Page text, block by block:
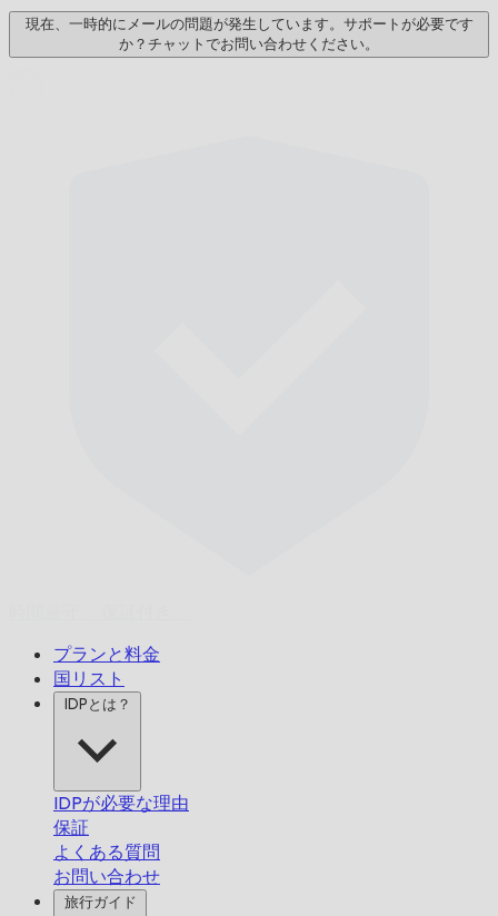
現在、一時的にメールの問題が発生しています。サポートが必要です
か？チャットでお問い合わせください。
プランと料金
国リスト
IDPとは？
IDPが必要な理由
保証
よくある質問
お問い合わせ
旅行ガイド